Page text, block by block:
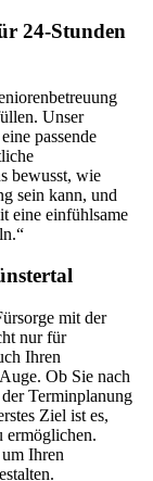
24-Stunden
Unser
passende
bewusst, wie
sein kann, und
eine einfühlsame
mit der
nur für
Ihren
Ob Sie nach
Terminplanung
Ziel ist es,
ermöglichen.
Ihren